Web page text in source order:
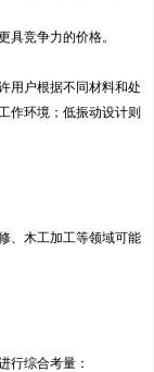
具竞争力的价格。
用户根据不同材料和处
作环境；低振动设计则
、木工加工等领域可能
行综合考量：